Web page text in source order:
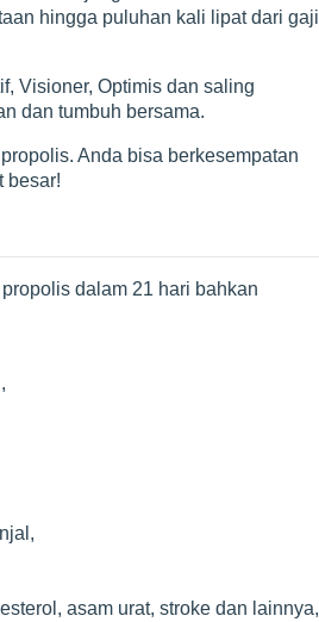
hingga puluhan kali lipat dari gaji
Visioner, Optimis dan saling
dan tumbuh bersama.
Anda bisa berkesempatan
besar!
dalam 21 hari bahkan
asam urat, stroke dan lainnya,